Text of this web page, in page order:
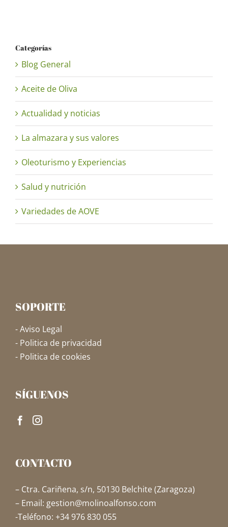
Categorías
Blog General
Aceite de Oliva
Actualidad y noticias
La almazara y sus valores
Oleoturismo y Experiencias
Salud y nutrición
Variedades de AOVE
SOPORTE
- Aviso Legal
- Politica de privacidad
- Politica de cookies
SÍGUENOS
CONTACTO
– Ctra. Cariñena, s/n, 50130 Belchite (Zaragoza)
– Email: gestion@molinoalfonso.com
-Teléfono: +34 976 830 055